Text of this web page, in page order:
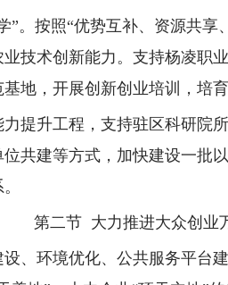
”。按照“优势互补、资源共
技术创新能力。支持杨凌职
地，开展创新创业培训，培育
提升工程，支持驻区科研院
共建等方式，加快建设一批
第二节 大力推进大众创业
、环境优化、公共服务平台